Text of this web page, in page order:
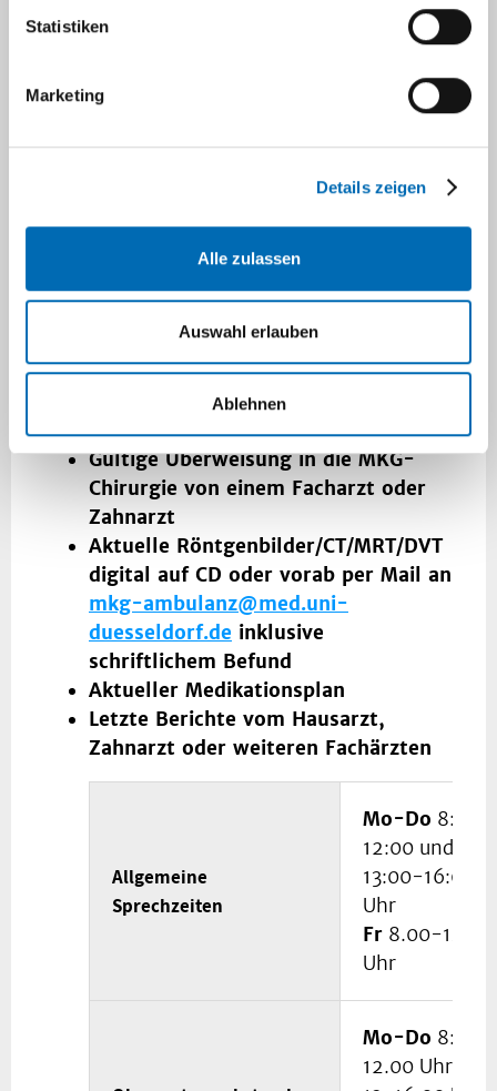
Statistiken
Marketing
Details zeigen
Alle zulassen
Auswahl erlauben
Ablehnen
besten.
Ambulanz eine offene Sprechstunde ohne
zwischen 8:00-12:00 Uhran. Bitte
Wartezeiten kommen kann.
Bitte bringen Sie bei Erstvorstellung
unbedingtmit, um Wartezeiten zu
Gültige Überweisung in die MKG-
Chirurgie von einem Facharzt oder
Zahnarzt
Aktuelle Röntgenbilder/CT/MRT/DVT
digital auf CD oder vorab per Mail an
mkg-ambulanz@med.uni-
duesseldorf.de inklusive
schriftlichem Befund
Aktueller Medikationsplan
Letzte Berichte vom Hausarzt,
Zahnarzt oder weiteren Fachärzten
Allgemeine
Sprechzeiten
Mo-Do 8:00-
12:00 und
13:00-16:00
Uhr
Fr 8.00-14.30
Uhr
Mo-Do 8:00-
12.00 Uhr und